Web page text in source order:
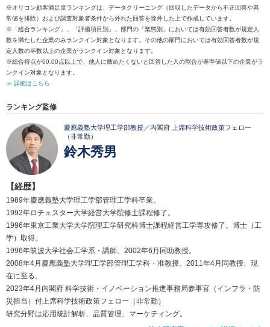
※オリコン顧客満足度ランキングは、データクリーニング（回収したデータから不正回答や異
常値を排除）および調査対象者条件から外れた回答を除外した上で作成しています。
※「総合ランキング」、「評価項目別」、部門の「業態別」においては有効回答者数が規定人
数を満たした企業のみランクイン対象となります。その他の部門においては有効回答者数が規
定人数の半数以上の企業がランクイン対象となります。
※総合得点が60.00点以上で、他人に薦めたくないと回答した人の割合が基準値以下の企業がラ
ンクイン対象となります。
≫ 詳細はこちら
ランキング監修
慶應義塾大学理工学部教授／内閣府 上席科学技術政策フェロー
（非常勤）
鈴木秀男
【経歴】
1989年慶應義塾大学理工学部管理工学科卒業。
1992年ロチェスター大学経営大学院修士課程修了。
1996年東京工業大学大学院理工学研究科博士課程経営工学専攻修了。博士（工
学）取得。
1996年筑波大学社会工学系・講師。2002年6月同助教授。
2008年4月慶應義塾大学理工学部管理工学科・准教授。2011年4月同教授、現
在に至る。
2023年4月内閣府 科学技術・イノベーション推進事務局参事官（インフラ・防
災担当）付上席科学技術政策フェロー（非常勤）
研究分野は応用統計解析、品質管理、マーケティング。